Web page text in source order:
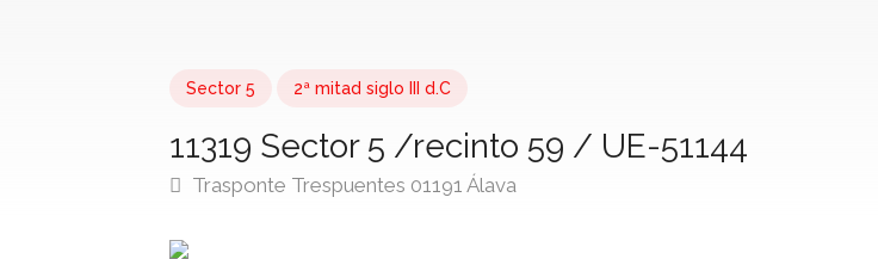
Sector 5 2ª mitad siglo III d.C
11319 Sector 5 /recinto 59 / UE-51144
Trasponte Trespuentes 01191 Álava